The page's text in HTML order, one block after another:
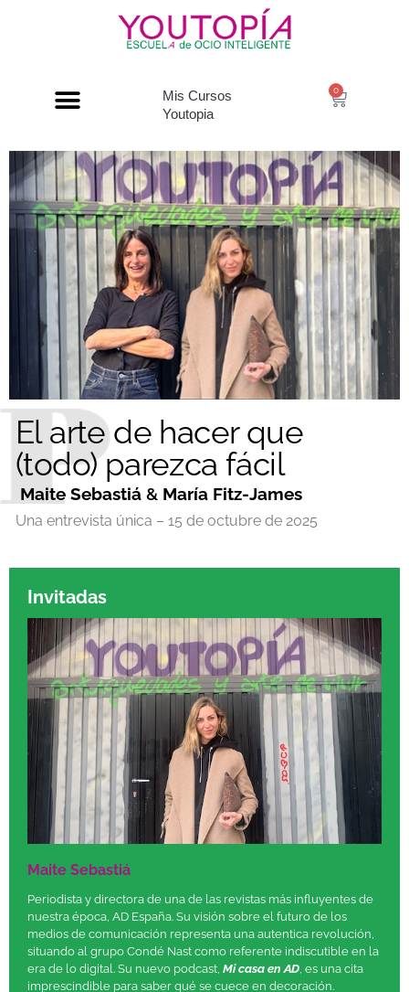
Mis Cursos
Youtopia
0
El arte de hacer que
(todo) parezca fácil
Maite Sebastiá & María Fitz-James
Una entrevista única – 15 de octubre de 2025
Invitadas
Maite Sebastiá
Periodista y directora de una de las revistas más influyentes de
nuestra época, AD España. Su visión sobre el futuro de los
medios de comunicación representa una autentica revolución,
situando al grupo Condé Nast como referente indiscutible en la
era de lo digital. Su nuevo podcast, Mi casa en AD , es una cita
imprescindible para saber qué se cuece en decoración.